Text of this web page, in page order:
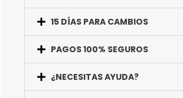
15 DÍAS PARA CAMBIOS
PAGOS 100% SEGUROS
¿NECESITAS AYUDA?